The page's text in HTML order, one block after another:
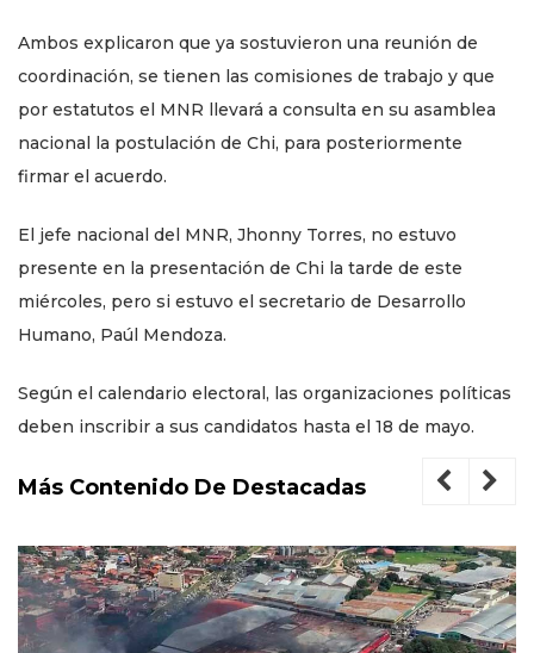
Ambos explicaron que ya sostuvieron una reunión de
coordinación, se tienen las comisiones de trabajo y que
por estatutos el MNR llevará a consulta en su asamblea
nacional la postulación de Chi, para posteriormente
firmar el acuerdo.
El jefe nacional del MNR, Jhonny Torres, no estuvo
presente en la presentación de Chi la tarde de este
miércoles, pero si estuvo el secretario de Desarrollo
Humano, Paúl Mendoza.
Según el calendario electoral, las organizaciones políticas
deben inscribir a sus candidatos hasta el 18 de mayo.
Más Contenido De Destacadas